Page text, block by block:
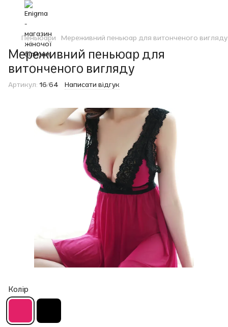
Пеньюари Мереживний пеньюар для витонченого вигляду
Мереживний пеньюар для
витонченого вигляду
Артикул: 16/64 Написати відгук
Колір